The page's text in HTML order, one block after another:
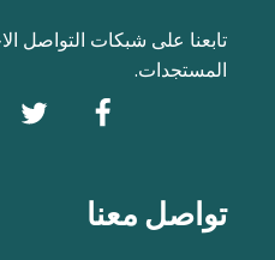
تابعنا على شبكات التواصل
المستجدات.
تواصل معنا